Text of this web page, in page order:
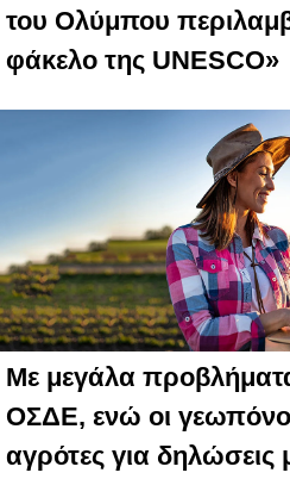
του Ολύμπου
φάκελο της UNESCO»
Με μεγάλα
ΟΣΔΕ, ενώ οι
αγρότες για δηλώσεις